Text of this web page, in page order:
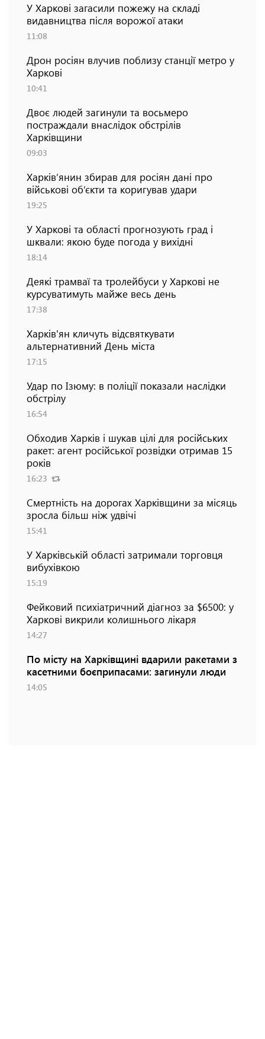
У Харкові загасили пожежу на складі
видавництва після ворожої атаки
11:08
Дрон росіян влучив поблизу станції метро у
Харкові
10:41
Двоє людей загинули та восьмеро
постраждали внаслідок обстрілів
Харківщини
09:03
Харків’янин збирав для росіян дані про
військові об’єкти та коригував удари
19:25
У Харкові та області прогнозують град і
шквали: якою буде погода у вихідні
18:14
Деякі трамваї та тролейбуси у Харкові не
курсуватимуть майже весь день
17:38
Харків'ян кличуть відсвяткувати
альтернативний День міста
17:15
Удар по Ізюму: в поліції показали наслідки
обстрілу
16:54
Обходив Харків і шукав цілі для російських
ракет: агент російської розвідки отримав 15
років
16:23
Смертність на дорогах Харківщини за місяць
зросла більш ніж удвічі
15:41
У Харківській області затримали торговця
вибухівкою
15:19
Фейковий психіатричний діагноз за $6500: у
Харкові викрили колишнього лікаря
14:27
По місту на Харківщині вдарили ракетами з
касетними боєприпасами: загинули люди
14:05